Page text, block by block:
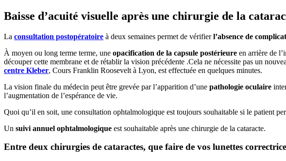
Baisse d’acuité visuelle après une chirurgie de la
La consultation postopératoire à deux semaines permet de vérifierl’absence de
À moyen ou long terme terme, une opacification de la capsule postérieure en arrière de
découper cette membrane et de rétablir la vision précédente .Cela ne nécessite pas un
centre Kleber, Cours Franklin Roosevelt à Lyon, est effectuée en quelques minutes.
La vision finale du médecin peut être grevée par l’apparition d’une pathologie oculaire
l’augmentation de l’espérance de vie.
Quoi qu’il en soit, une consultation ophtalmologique est toujours souhaitable si le patient
Un suivi annuel ophtalmologique est souhaitable après une chirurgie de la cataracte.
Entre deux chirurgies de cataractes, que faire de vos lunettes